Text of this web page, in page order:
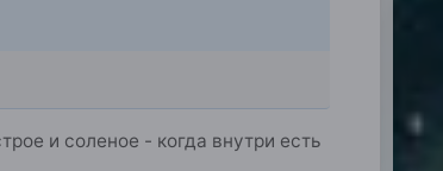
и соленое - когда внутри есть